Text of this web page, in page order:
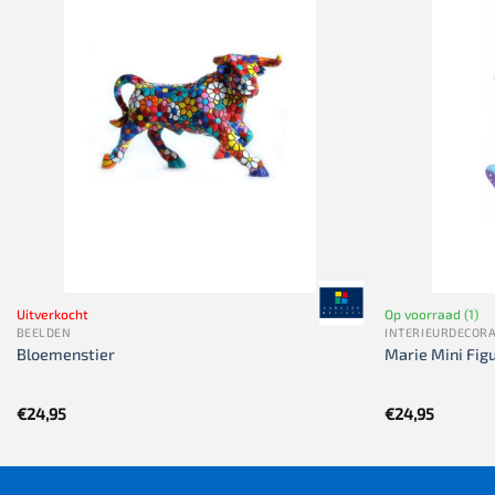
Uitverkocht
BEELDEN
Bloemenstier
€24,95
Op voorraad (1)
Marie Mini
€24,95